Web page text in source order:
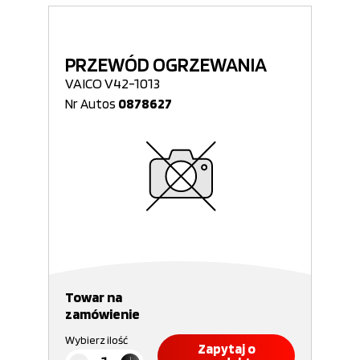
PRZEWÓD OGRZEWANIA
VAICO V42-1013
Nr Autos 0878627
Towar na
zamówienie
Wybierz ilość
Zapytaj o